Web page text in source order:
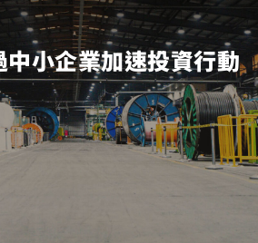
小企業加速投資行動